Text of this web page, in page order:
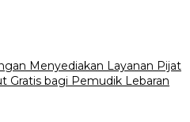
Menyediakan Layanan Pijat
Gratis bagi Pemudik Lebaran